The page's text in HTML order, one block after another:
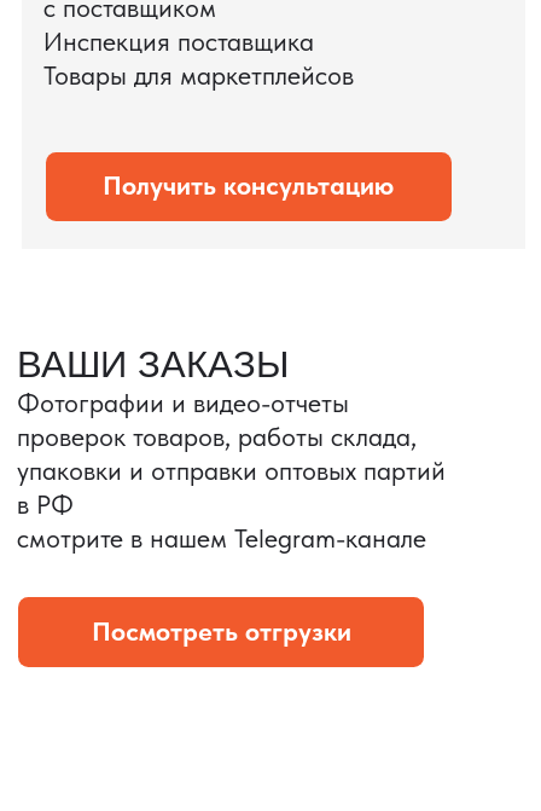
Оставить заявку
Портативные колонки
Условия: Тираж 3100 шт.
Колонка с шнуром
зарядным, без коробки
и ложемента (эвы).
Магнитная зарядка 3в1.
15w.
Комплект: устройство +
провод Type C.
КОНТРОЛЬ КАЧЕСТВА
Проверка по ТЗ включает:
— измерения размеров